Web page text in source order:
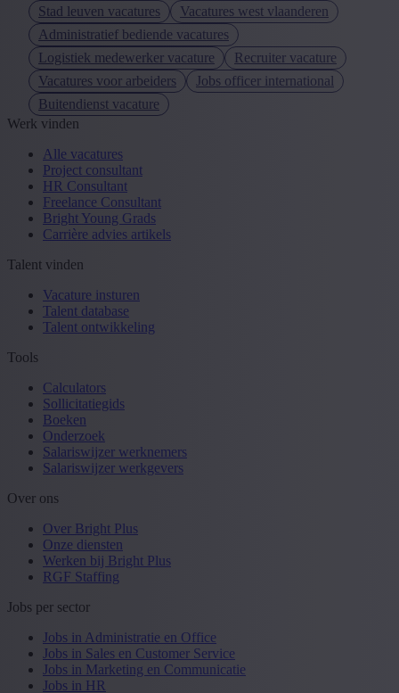
Stad leuven vacatures
Vacatures west vlaanderen
Administratief bediende vacatures
Logistiek medewerker vacature
Recruiter vacature
Vacatures voor arbeiders
Jobs officer international
Buitendienst vacature
Werk vinden
Alle vacatures
Project consultant
HR Consultant
Freelance Consultant
Bright Young Grads
Carrière advies artikels
Talent vinden
Vacature insturen
Talent database
Talent ontwikkeling
Tools
Calculators
Sollicitatiegids
Boeken
Onderzoek
Salariswijzer werknemers
Salariswijzer werkgevers
Over ons
Over Bright Plus
Onze diensten
Werken bij Bright Plus
RGF Staffing
Jobs per sector
Jobs in Administratie en Office
Jobs in Sales en Customer Service
Jobs in Marketing en Communicatie
Jobs in HR